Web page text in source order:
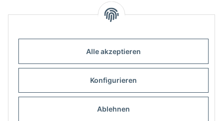
Alle akzeptieren
Konfigurieren
Ablehnen
Informationen
Gesetzliche Informationen